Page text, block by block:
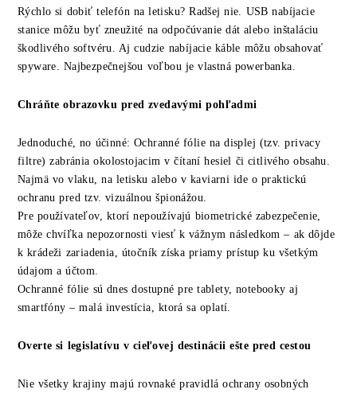
Rýchlo si dobiť telefón na letisku? Radšej nie. USB nabíjacie
stanice môžu byť zneužité na odpočúvanie dát alebo inštaláciu
škodlivého softvéru. Aj cudzie nabíjacie káble môžu obsahovať
spyware. Najbezpečnejšou voľbou je vlastná powerbanka.
Chráňte obrazovku pred zvedavými pohľadmi
Jednoduché, no účinné: Ochranné fólie na displej (tzv. privacy
filtre) zabránia okolostojacim v čítaní hesiel či citlivého obsahu.
Najmä vo vlaku, na letisku alebo v kaviarni ide o praktickú
ochranu pred tzv. vizuálnou špionážou.
Pre používateľov, ktorí nepoužívajú biometrické zabezpečenie,
môže chvíľka nepozornosti viesť k vážnym následkom – ak dôjde
k krádeži zariadenia, útočník získa priamy prístup ku všetkým
údajom a účtom.
Ochranné fólie sú dnes dostupné pre tablety, notebooky aj
smartfóny – malá investícia, ktorá sa oplatí.
Overte si legislatívu v cieľovej destinácii ešte pred cestou
Nie všetky krajiny majú rovnaké pravidlá ochrany osobných